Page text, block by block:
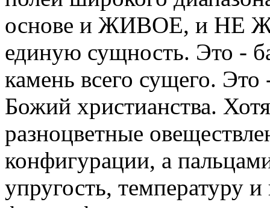
основе и ЖИВОЕ, и НЕ
единую сущность. Это -
камень всего сущего.
Божий христианства.
разноцветные
конфигурации, а
упругость, температуру